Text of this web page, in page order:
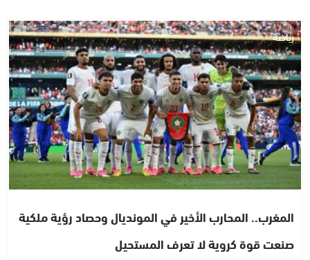
رياضة
المغرب.. المحارب الأخير في المونديال وحصاد رؤية ملكية
صنعت قوة كروية لا تعرف المستحيل